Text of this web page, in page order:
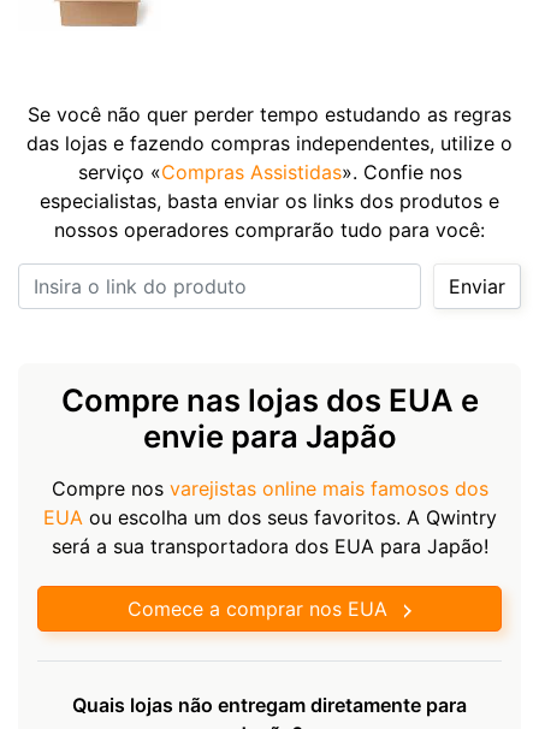
Se você não quer perder tempo estudando as regras
das lojas e fazendo compras independentes, utilize o
serviço «Compras Assistidas». Confie nos
especialistas, basta enviar os links dos produtos e
nossos operadores comprarão tudo para você:
Insira o link do produto
Enviar
Compre nas lojas dos EUA e
envie para Japão
Compre nos varejistas online mais famosos dos
EUAou escolha um dos seus favoritos. A Qwintry
será a sua transportadora dos EUA para Japão!
Comece a comprar nos EUA
Quais lojas não entregam diretamente para